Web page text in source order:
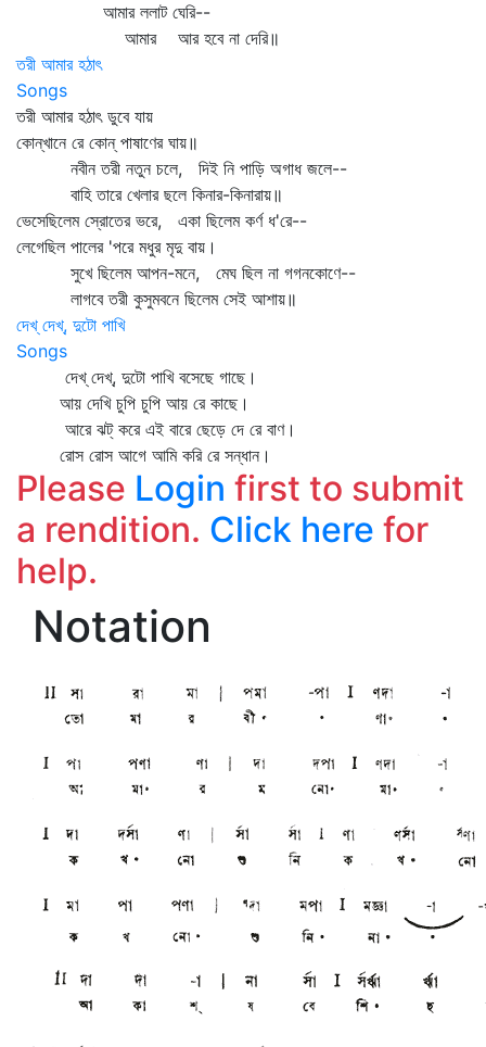
আমার ললাট ঘেরি--
আমার আর হবে না দেরি॥
তরী আমার হঠাৎ
Songs
তরী আমার হঠাৎ ডুবে যায়
কোন্‌খানে রে কোন্‌ পাষাণের ঘায়॥
নবীন তরী নতুন চলে, দিই নি পাড়ি অগাধ জলে--
বাহি তারে খেলার ছলে কিনার-কিনারায়॥
ভেসেছিলেম স্রোতের ভরে, একা ছিলেম কর্ণ ধ'রে--
লেগেছিল পালের 'পরে মধুর মৃদু বায়।
সুখে ছিলেম আপন-মনে, মেঘ ছিল না গগনকোণে--
লাগবে তরী কুসুমবনে ছিলেম সেই আশায়॥
দেখ্‌ দেখ্‌, দুটো পাখি
Songs
দেখ্‌ দেখ্‌, দুটো পাখি বসেছে গাছে।
আয় দেখি চুপি চুপি আয় রে কাছে।
আরে ঝট্‌ করে এই বারে ছেড়ে দে রে বাণ।
রোস রোস আগে আমি করি রে সন্ধান।
Please Login first to submit
a rendition. Click here for
help.
Notation